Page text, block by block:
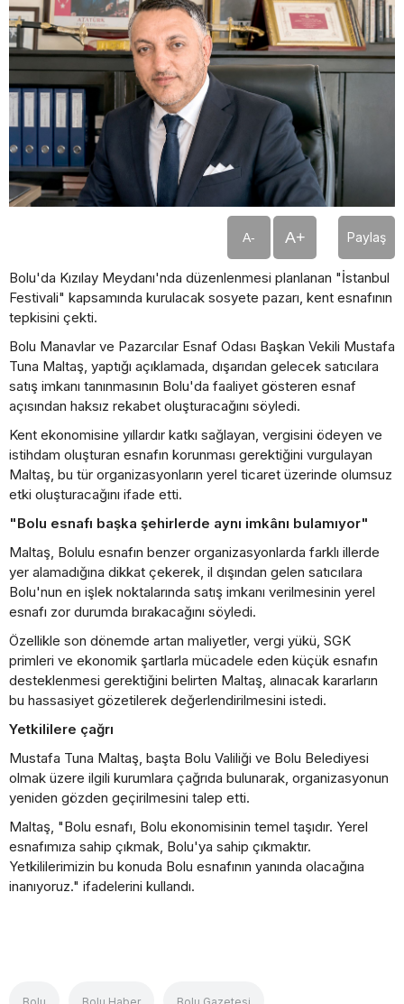
A- A+ Paylaş
Bolu'da Kızılay Meydanı'nda düzenlenmesi planlanan "İstanbul
Festivali" kapsamında kurulacak sosyete pazarı, kent esnafının
tepkisini çekti.
Bolu Manavlar ve Pazarcılar Esnaf Odası Başkan Vekili Mustafa
Tuna Maltaş, yaptığı açıklamada, dışarıdan gelecek satıcılara
satış imkanı tanınmasının Bolu'da faaliyet gösteren esnaf
açısından haksız rekabet oluşturacağını söyledi.
Kent ekonomisine yıllardır katkı sağlayan, vergisini ödeyen ve
istihdam oluşturan esnafın korunması gerektiğini vurgulayan
Maltaş, bu tür organizasyonların yerel ticaret üzerinde olumsuz
etki oluşturacağını ifade etti.
"Bolu esnafı başka şehirlerde aynı imkânı bulamıyor"
Maltaş, Bolulu esnafın benzer organizasyonlarda farklı illerde
yer alamadığına dikkat çekerek, il dışından gelen satıcılara
Bolu'nun en işlek noktalarında satış imkanı verilmesinin yerel
esnafı zor durumda bırakacağını söyledi.
Özellikle son dönemde artan maliyetler, vergi yükü, SGK
primleri ve ekonomik şartlarla mücadele eden küçük esnafın
desteklenmesi gerektiğini belirten Maltaş, alınacak kararların
bu hassasiyet gözetilerek değerlendirilmesini istedi.
Yetkililere çağrı
Mustafa Tuna Maltaş, başta Bolu Valiliği ve Bolu Belediyesi
olmak üzere ilgili kurumlara çağrıda bulunarak, organizasyonun
yeniden gözden geçirilmesini talep etti.
Maltaş, "Bolu esnafı, Bolu ekonomisinin temel taşıdır. Yerel
esnafımıza sahip çıkmak, Bolu'ya sahip çıkmaktır.
Yetkililerimizin bu konuda Bolu esnafının yanında olacağına
inanıyoruz." ifadelerini kullandı.